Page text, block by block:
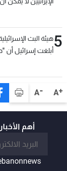
A+
A-
5هيئة البث
أبلغت إسرائيل أن
أهم